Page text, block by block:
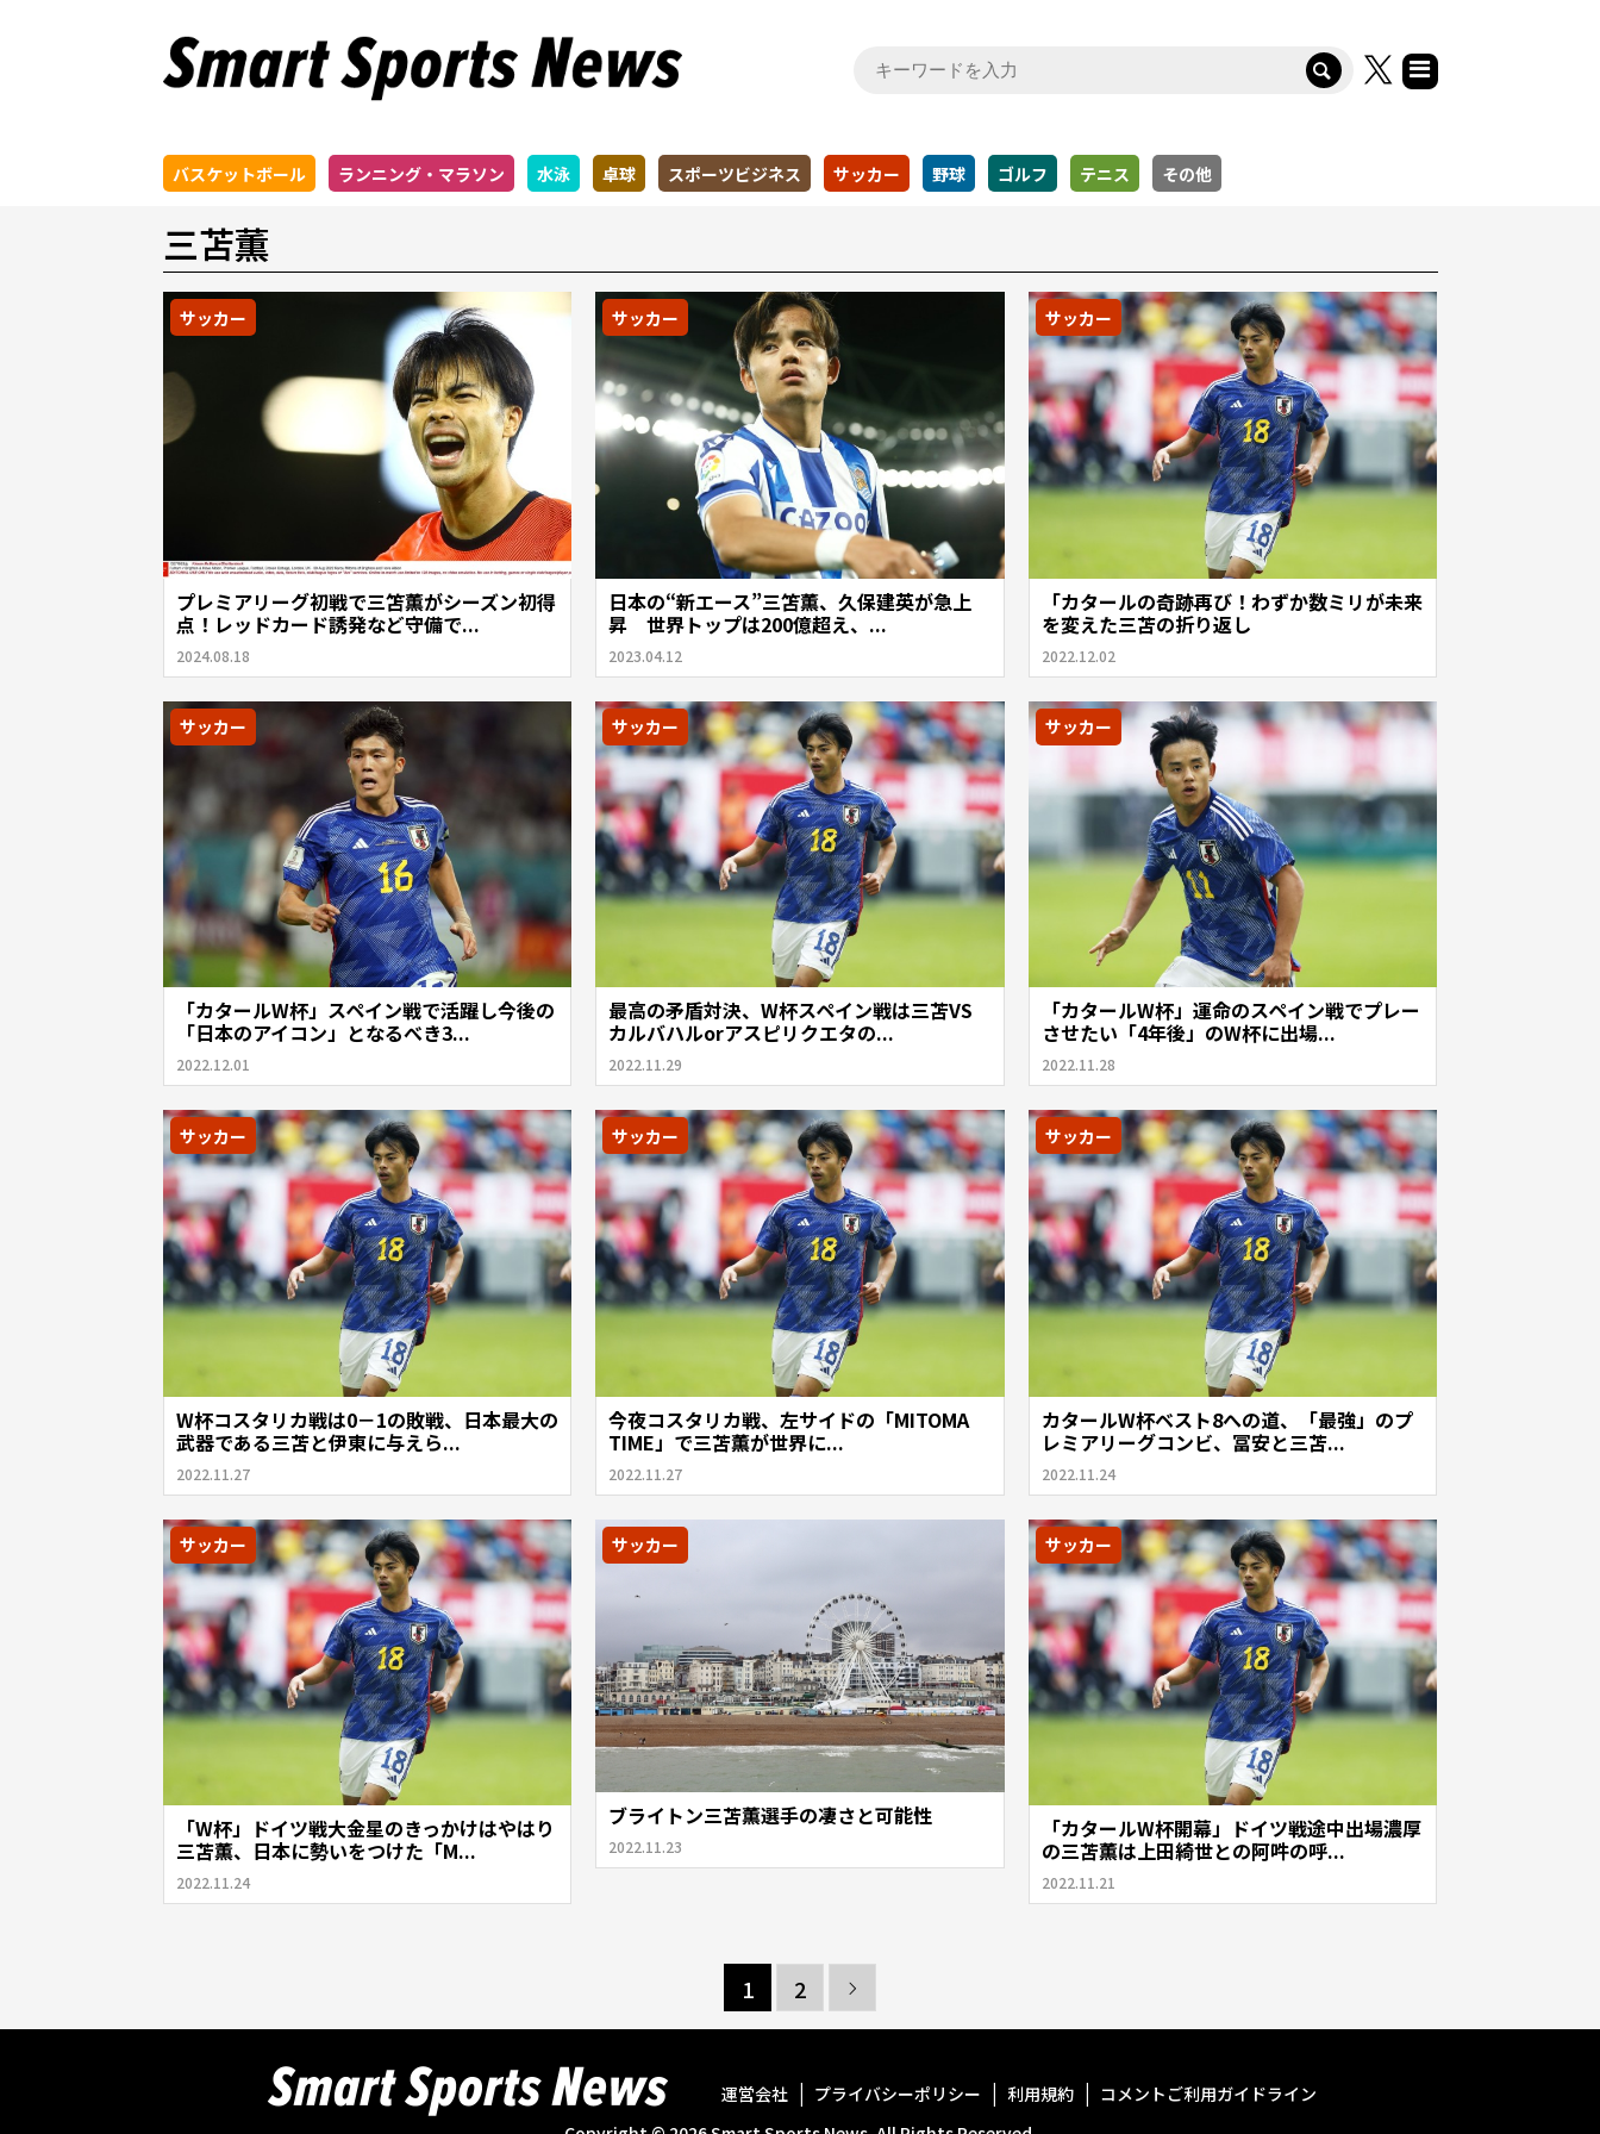
バスケットボール ランニング・マラソン 水泳 卓球 スポーツビジネス サッカー 野球 ゴルフ テニス その他
三苫薫
サッカー
プレミアリーグ初戦で三笘薫がシーズン初得
点！レッドカード誘発など守備で...
2024.08.18
サッカー
日本の“新エース”三笘薫、久保建英が急上
昇 世界トップは200億超え、...
2023.04.12
サッカー
「カタールの奇跡再び！わずか数ミリが未来
を変えた三苫の折り返し
2022.12.02
サッカー
「カタールW杯」スペイン戦で活躍し今後の
「日本のアイコン」となるべき3...
2022.12.01
サッカー
最高の矛盾対決、W杯スペイン戦は三苫VS
カルバハルorアスピリクエタの...
2022.11.29
サッカー
「カタールW杯」運命のスペイン戦でプレー
させたい「4年後」のW杯に出場...
2022.11.28
サッカー
W杯コスタリカ戦は0－1の敗戦、日本最大の
武器である三苫と伊東に与えら...
2022.11.27
サッカー
今夜コスタリカ戦、左サイドの「MITOMA
TIME」で三苫薫が世界に...
2022.11.27
サッカー
カタールW杯ベスト8への道、「最強」のプ
レミアリーグコンビ、冨安と三苫...
2022.11.24
サッカー
「W杯」ドイツ戦大金星のきっかけはやはり
三苫薫、日本に勢いをつけた「M...
2022.11.24
サッカー
ブライトン三苫薫選手の凄さと可能性
2022.11.23
サッカー
「カタールW杯開幕」ドイツ戦途中出場濃厚
の三苫薫は上田綺世との阿吽の呼...
2022.11.21
1 2 
運営会社 プライバシーポリシー 利用規約
コメントご利用ガイドライン